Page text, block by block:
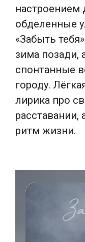
настроением
обделенные
«Забыть
зима позади,
спонтанные
городу.
лирика про
расставании,
ритм жизни.